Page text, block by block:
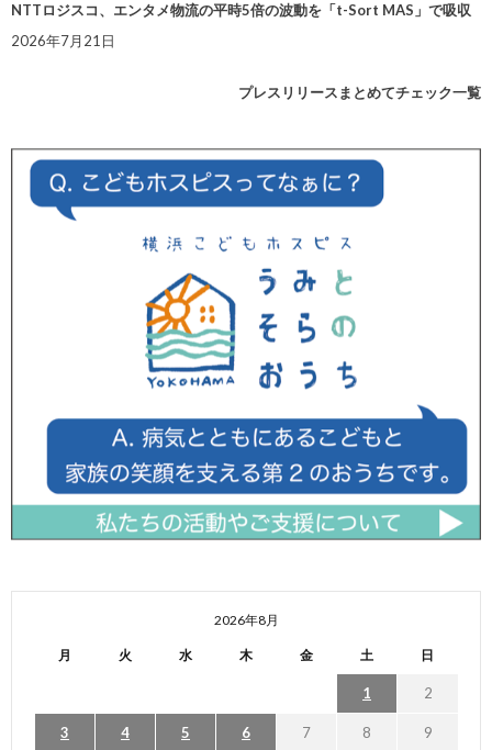
NTTロジスコ、エンタメ物流の平時5倍の波動を「t-Sort MAS」で吸収
2026年7月21日
プレスリリースまとめてチェック一覧
2026年8月
月 火 水 木 金 土 日
1 2
3 4 5 6 7 8 9